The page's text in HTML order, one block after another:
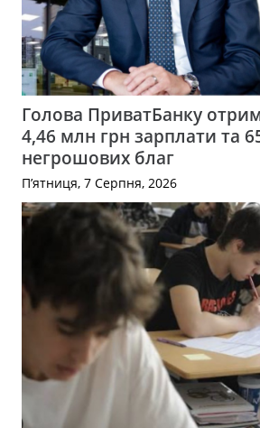
Голова ПриватБанку
4,46 млн грн зарплати та
негрошових благ
П’ятниця, 7 Серпня, 2026